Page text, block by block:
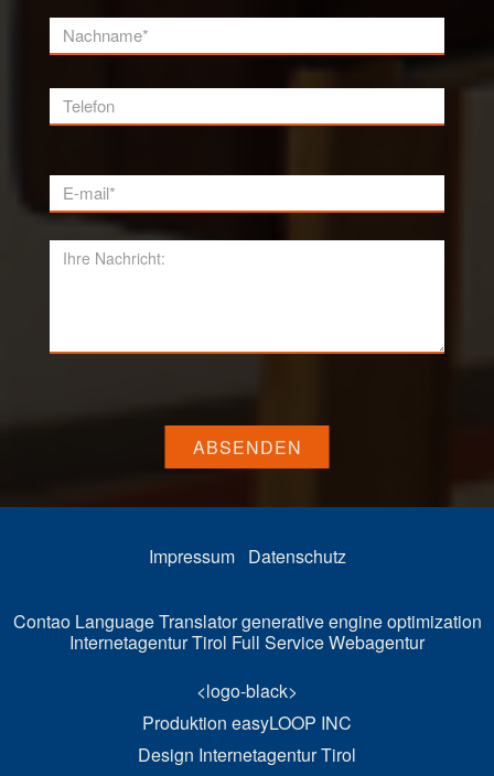
ABSENDEN
Impressum Datenschutz
Contao Language Translatorgenerative engine optimization
Internetagentur Tirol Full Service Webagentur
<logo-black>
Produktion easyLOOP INC
Design Internetagentur Tirol